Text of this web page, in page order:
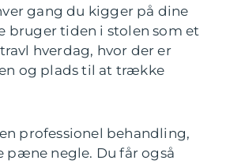
gang du kigger på dine
bruger tiden i stolen som et
hverdag, hvor der er
og plads til at trække
professionel behandling,
pæne negle. Du får også